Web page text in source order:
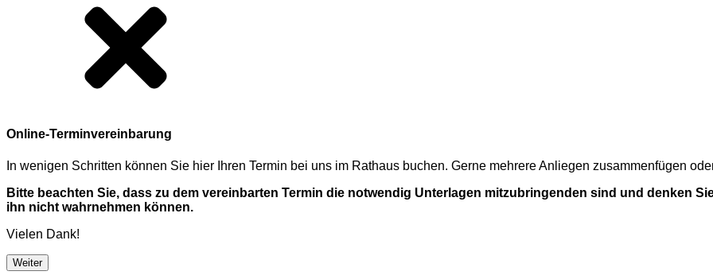
Online-Terminvereinbarung
In wenigen Schritten können Sie hier Ihren Termin bei uns im Rathaus buchen. Gerne mehrere Anliegen zusammenfügen
Bitte beachten Sie, dass zu dem vereinbarten Termin die notwendig Unterlagen mitzubringenden sind und denken
ihn nicht wahrnehmen können.
Vielen Dank!
Weiter